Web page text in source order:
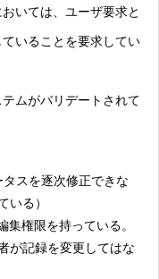
いては、ユーザ要求と
いることを要求してい
ムがバリデートされて
スを逐次修正できな
いる）
権限を持っている。
が記録を変更してはな